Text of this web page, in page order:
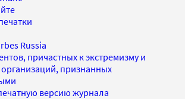
Russia
причастных к экстремизму и
признанных
версию журнала